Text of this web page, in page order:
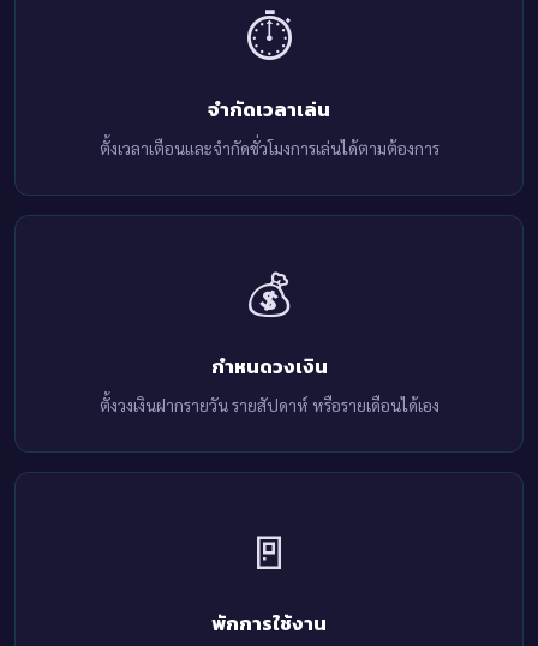
⏱️
จำกัดเวลาเล่น
ตั้งเวลาเตือนและจำกัดชั่วโมงการเล่นได้ตามต้องการ
💰
กำหนดวงเงิน
ตั้งวงเงินฝากรายวัน รายสัปดาห์ หรือรายเดือนได้เอง
🚪
พักการใช้งาน